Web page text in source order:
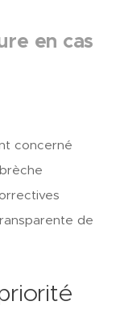
en cas
concerné
de